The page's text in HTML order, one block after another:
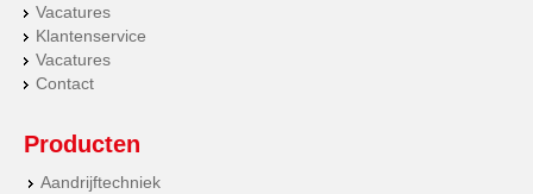
Vacatures
Klantenservice
Vacatures
Contact
Producten
Aandrijftechniek